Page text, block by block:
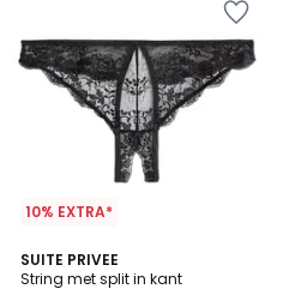
10% EXTRA*
SUITE PRIVEE
String met split in kant
4,4
/ 5